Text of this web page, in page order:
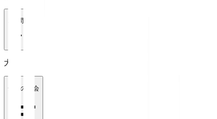
1週間
大会
全ての大会